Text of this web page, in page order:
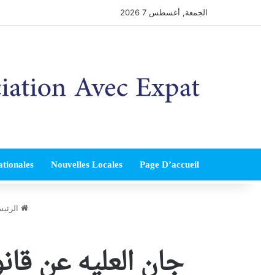
الجمعة, أغسطس 7 2026
Page D’accueil
Nouvelles Locales
جان العليه عن